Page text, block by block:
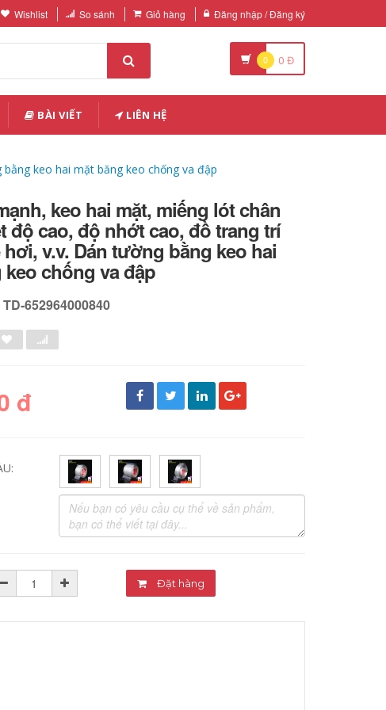
Wishlist So sánh Giỏ hàng Đăng nhập / Đăng ký
0 0 Đ
BÀI VIẾT LIÊN HỆ
keo hai mặt băng keo chống va đập
keo hai mặt, miếng lót chân
độ cao, độ nhớt cao, đồ trang trí
v.v. Dán tường bằng keo hai
keo chống va đập
TD-652964000840
đ
Đặt hàng